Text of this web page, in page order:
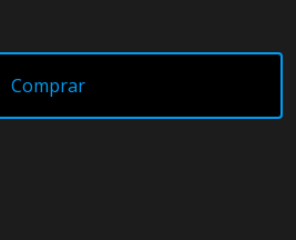
Comprar